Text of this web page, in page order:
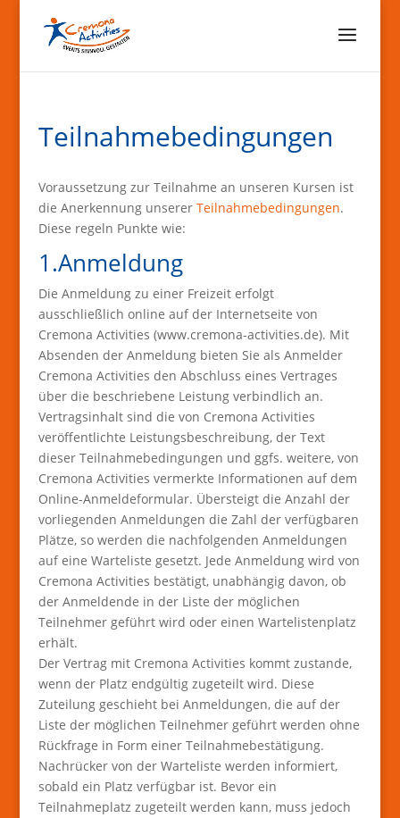
Teilnahmebedingungen
Voraussetzung zur Teilnahme an unseren Kursen ist
die Anerkennung unserer Teilnahmebedingungen.
Diese regeln Punkte wie:
1.Anmeldung
Die Anmeldung zu einer Freizeit erfolgt
ausschließlich online auf der Internetseite von
Cremona Activities (www.cremona-activities.de). Mit
Absenden der Anmeldung bieten Sie als Anmelder
Cremona Activities den Abschluss eines Vertrages
über die beschriebene Leistung verbindlich an.
Vertragsinhalt sind die von Cremona Activities
veröffentlichte Leistungsbeschreibung, der Text
dieser Teilnahmebedingungen und ggfs. weitere, von
Cremona Activities vermerkte Informationen auf dem
Online-Anmeldeformular. Übersteigt die Anzahl der
vorliegenden Anmeldungen die Zahl der verfügbaren
Plätze, so werden die nachfolgenden Anmeldungen
auf eine Warteliste gesetzt. Jede Anmeldung wird von
Cremona Activities bestätigt, unabhängig davon, ob
der Anmeldende in der Liste der möglichen
Teilnehmer geführt wird oder einen Wartelistenplatz
erhält.
Der Vertrag mit Cremona Activities kommt zustande,
wenn der Platz endgültig zugeteilt wird. Diese
Zuteilung geschieht bei Anmeldungen, die auf der
Liste der möglichen Teilnehmer geführt werden ohne
Rückfrage in Form einer Teilnahmebestätigung.
Nachrücker von der Warteliste werden informiert,
sobald ein Platz verfügbar ist. Bevor ein
Teilnahmeplatz zugeteilt werden kann, muss jedoch